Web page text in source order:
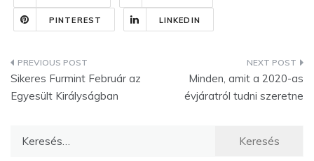
PINTEREST LINKEDIN
Bejegyzés
navigáció
Sikeres Furmint Február az
Egyesült Királyságban
Minden, amit a 2020-as
évjáratról tudni szeretne